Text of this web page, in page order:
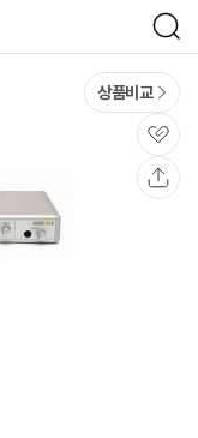
검
색
상품비교
관
심